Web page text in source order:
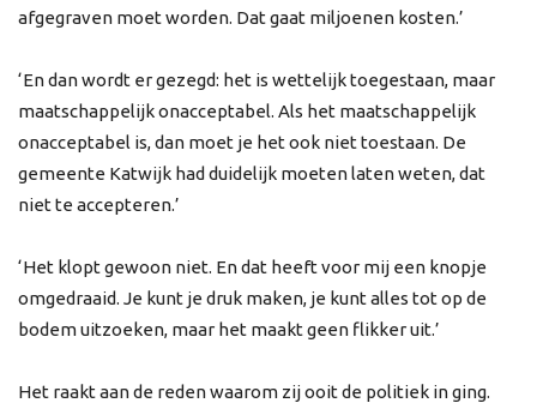
afgegraven moet worden. Dat gaat miljoenen kosten.’
‘En dan wordt er gezegd: het is wettelijk toegestaan, maar
maatschappelijk onacceptabel. Als het maatschappelijk
onacceptabel is, dan moet je het ook niet toestaan. De
gemeente Katwijk had duidelijk moeten laten weten, dat
niet te accepteren.’
‘Het klopt gewoon niet. En dat heeft voor mij een knopje
omgedraaid. Je kunt je druk maken, je kunt alles tot op de
bodem uitzoeken, maar het maakt geen flikker uit.’
Het raakt aan de reden waarom zij ooit de politiek in ging.